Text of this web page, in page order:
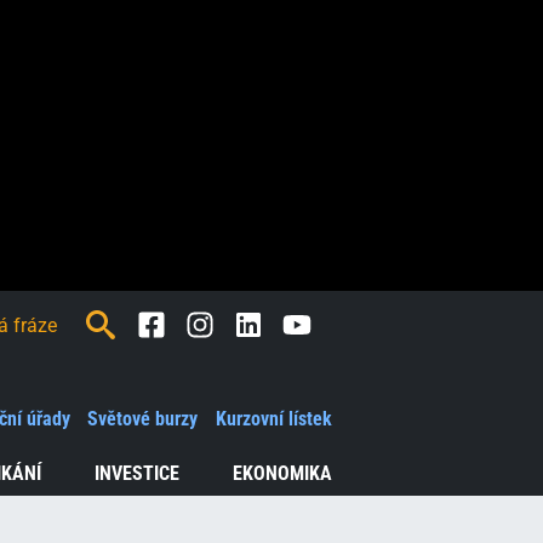
INVESTICE EKONOMIKA
úřady Světové burzy Kurzovní lístek
FacebookInstagramLinkedInYoutube